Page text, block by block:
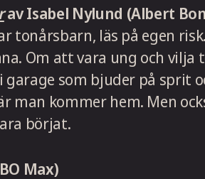
av Isabel Nylund (Albert
tonårsbarn, läs på egen
Om att vara ung och vilja
garage som bjuder på sprit
man kommer hem. Men
börjat.
Max)